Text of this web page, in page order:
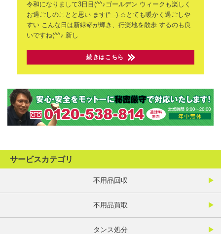
令和になりまして3日目(^^♪ゴールデン ウィークも楽しく
お過ごしのことと思います(^_-)-☆とても暖かく過ごしや
すいこんな日は新緑🍃が輝き、行楽地を散歩するのも良
いですね(^^♪ 新し
続きはこちら
サービスカテゴリ
不用品回収
不用品買取
タンス処分